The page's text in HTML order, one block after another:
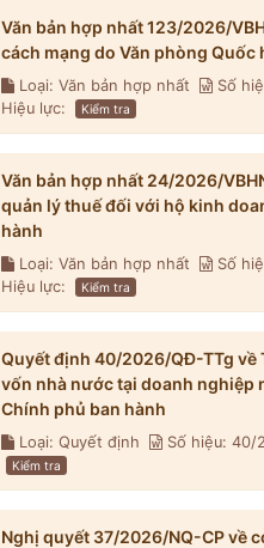
Văn bản hợp nhất 123/2026/
cách mạng do Văn phòng Quốc
Loại: Văn bản hợp nhất Số
Hiệu lực:
Kiểm tra
Văn bản hợp nhất 24/2026/
quản lý thuế đối với hộ kinh
hành
Loại: Văn bản hợp nhất Số
Hiệu lực:
Kiểm tra
Quyết định 40/2026/QĐ-TTg về
vốn nhà nước tại doanh nghiệp
Chính phủ ban hành
Loại: Quyết định Số hiệu: 40/
Kiểm tra
Nghị quyết 37/2026/NQ-CP về